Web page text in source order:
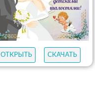
ОТКРЫТЬ СКАЧАТЬ